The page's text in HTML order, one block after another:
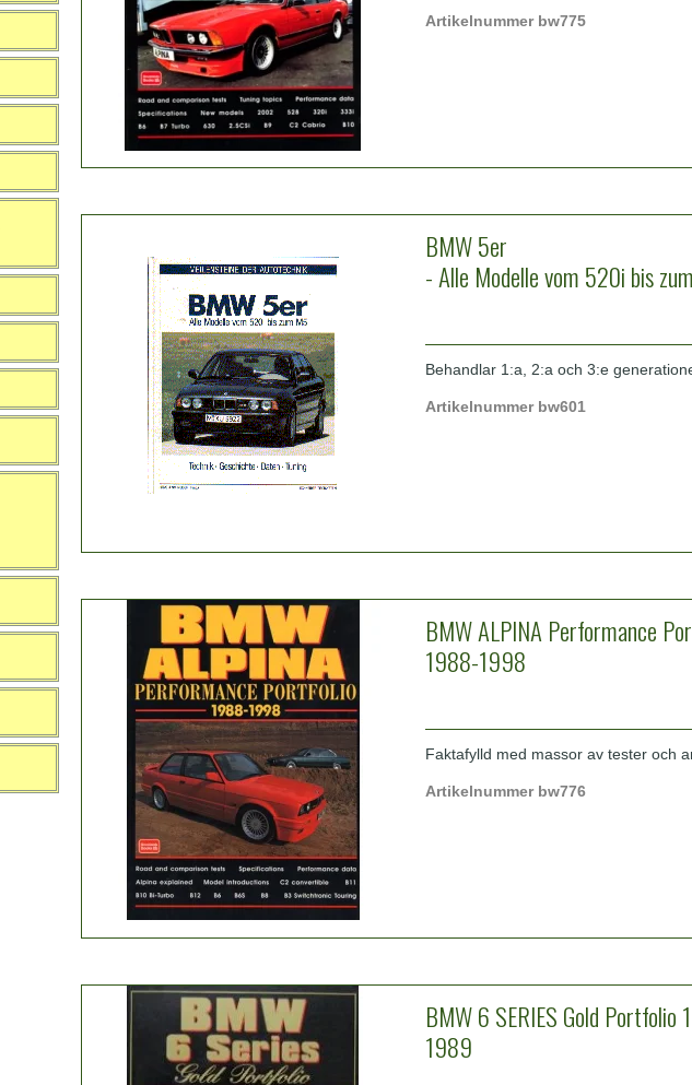
Artikelnummer bw775
BMW 5er
- Alle Modelle vom 520i bis
Behandlar 1:a, 2:a och 3:e
Artikelnummer bw601
BMW ALPINA Performance
1988-1998
Faktafylld med massor av tester och
Artikelnummer bw776
BMW 6 SERIES Gold Portfolio
1989